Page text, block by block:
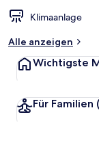
Klimaanlage
Alle anzeigen
Wichtigste
Für Familien